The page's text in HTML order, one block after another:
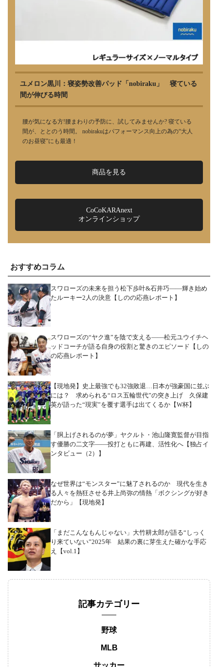
ユメロン黒川：寝姿勢改善パッド「nobiraku」 寝ている
間が伸びる時間
腰が気になる方!腰まわりの予防に、試してみませんか? 寝ている
間が、ととのう時間。 nobirakuはパフォーマンス向上の為の“大人
のお昼寝”にも最適！
商品を見る
CoCoKARAnext
オンラインショップ
おすすめコラム
スワローズの未来を担う松下歩叶&石井巧――輝き始め
たルーキー2人の決意【しのの応燕レポート】
スワローズの“ヤク進”を陰で支える――松元ユウイチヘ
ッドコーチが語る自身の役割と驚きのエピソード【しの
の応燕レポート】
【現地発】史上最強でも32強敗退…日本が強豪国に並ぶ
には？ 求められる“ロス五輪世代”の突き上げ 久保建
英が語った“現実”を覆す選手は出てくるか【W杯】
「胴上げされるのが夢」ヤクルト・池山隆寛監督が目指
す優勝の二文字――投打ともに再建、活性化へ【独占イ
ンタビュー（2）】
なぜ世界は“モンスター”に魅了されるのか 現代を生き
る人々を熱狂させる井上尚弥の情熱「ボクシングが好き
だから」【現地発】
「まだこんなもんじゃない」大竹耕太郎が語る“しっく
り来ていない”2025年 結果の裏に芽生えた確かな手応
え【vol.1】
記事カテゴリー
野球
MLB